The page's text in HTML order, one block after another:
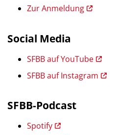
Zur Anmeldung
Social Media
SFBB auf YouTube
SFBB auf Instagram
SFBB-Podcast
Spotify